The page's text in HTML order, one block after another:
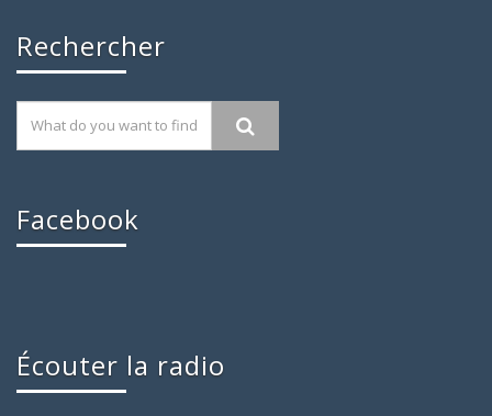
Rechercher
Facebook
Écouter la radio